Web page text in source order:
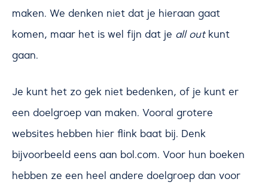
maken. We denken niet dat je hieraan gaat
komen, maar het is wel fijn dat je all outkunt
gaan.
Je kunt het zo gek niet bedenken, of je kunt er
een doelgroep van maken. Vooral grotere
websites hebben hier flink baat bij. Denk
bijvoorbeeld eens aan bol.com. Voor hun boeken
hebben ze een heel andere doelgroep dan voor